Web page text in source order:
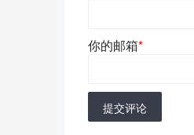
你的邮箱*
提交评论